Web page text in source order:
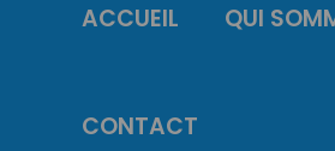
ACCUEIL QUI
CONTACT